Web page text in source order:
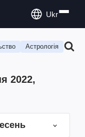
Ukr
Астрологія
2022,